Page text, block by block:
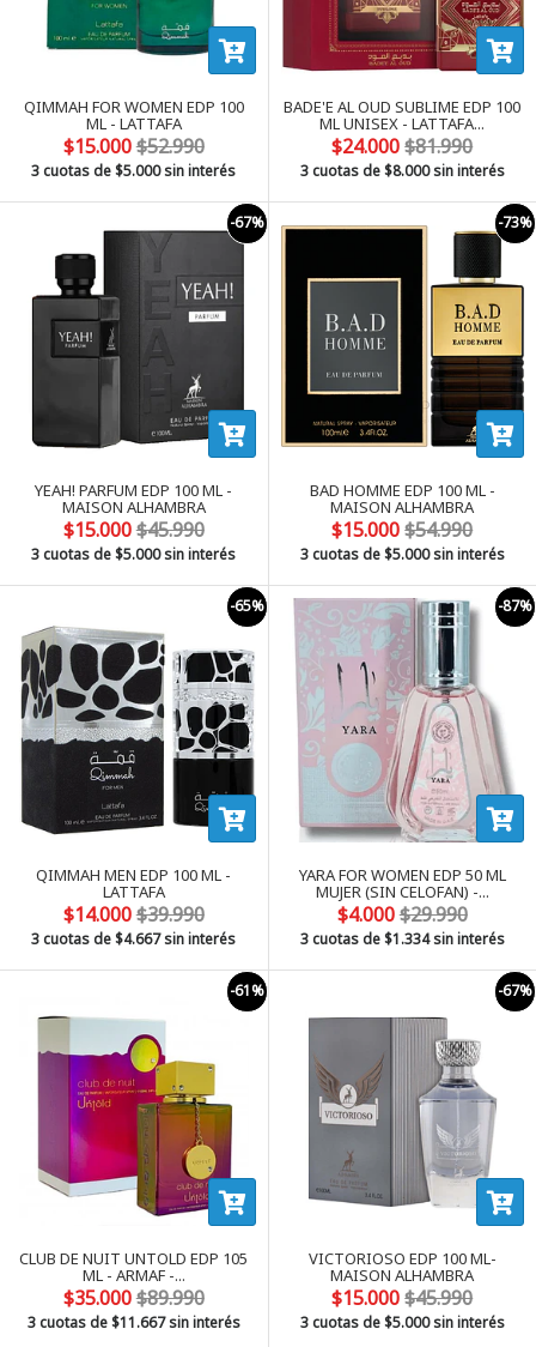
QIMMAH FOR WOMEN EDP 100
ML - LATTAFA
$15.000$52.990
3 cuotas de$5.000sin interés
BADE'E AL OUD SUBLIME EDP 100
ML UNISEX - LATTAFA...
$24.000$81.990
3 cuotas de$8.000sin interés
-67%
YEAH! PARFUM EDP 100 ML -
MAISON ALHAMBRA
$15.000$45.990
3 cuotas de$5.000sin interés
-73%
BAD HOMME EDP 100 ML -
MAISON ALHAMBRA
$15.000$54.990
3 cuotas de$5.000sin interés
-65%
QIMMAH MEN EDP 100 ML -
LATTAFA
$14.000$39.990
3 cuotas de$4.667sin interés
-87%
YARA FOR WOMEN EDP 50 ML
MUJER (SIN CELOFAN) -...
$4.000$29.990
3 cuotas de$1.334sin interés
-61%
CLUB DE NUIT UNTOLD EDP 105
ML - ARMAF -...
$35.000$89.990
3 cuotas de$11.667sin interés
-67%
VICTORIOSO EDP 100 ML-
MAISON ALHAMBRA
$15.000$45.990
3 cuotas de$5.000sin interés